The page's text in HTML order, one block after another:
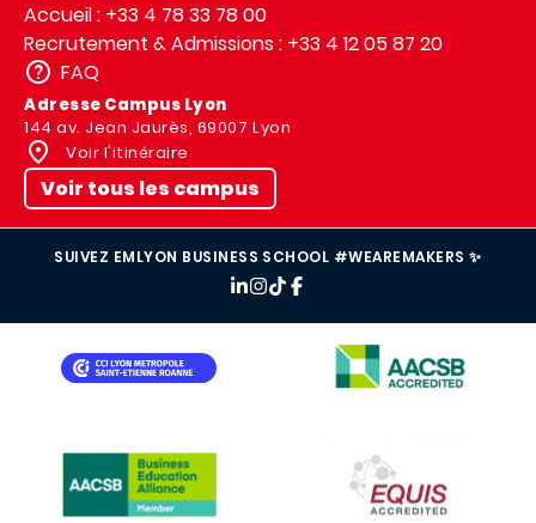
Accueil : +33 4 78 33 78 00
Recrutement & Admissions : +33 4 12 05 87 20
FAQ
Adresse Campus Lyon
144 av. Jean Jaurès, 69007 Lyon
Voir l'itinéraire
Voir tous les campus
SUIVEZ EMLYON BUSINESS SCHOOL #WEAREMAKERS ✨
IMAGE